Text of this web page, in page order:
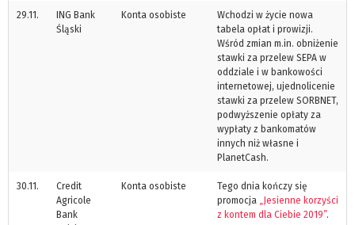
29.11.
ING Bank
Śląski
Konta osobiste
Wchodzi w życie nowa
tabela opłat i prowizji.
Wśród zmian m.in. obniżenie
stawki za przelew SEPA w
oddziale i w bankowości
internetowej, ujednolicenie
stawki za przelew SORBNET,
podwyższenie opłaty za
wypłaty z bankomatów
innych niż własne i
PlanetCash.
30.11.
Credit
Agricole
Bank
Konta osobiste
Tego dnia kończy się
promocja
„Jesienne korzyści
z kontem dla Ciebie 2019”.